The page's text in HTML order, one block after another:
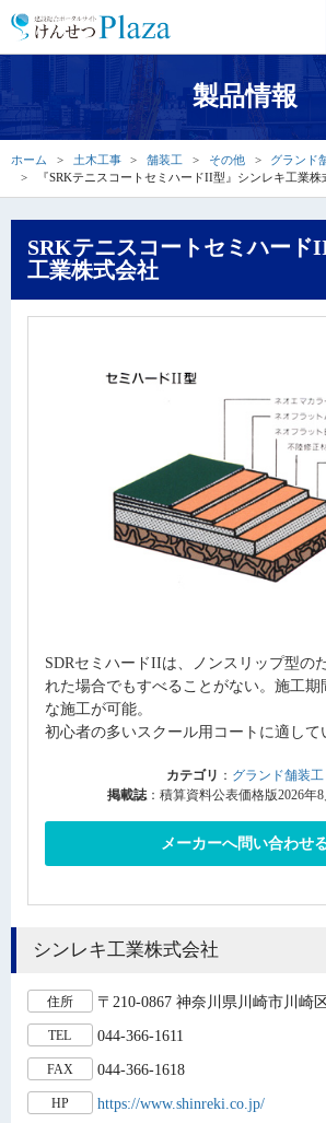
製品情報
ホーム 土木工事 舗装工 その他
グランド
『SRKテニスコートセミハードII型』シンレキ工業株
SRKテニスコートセミハード
工業株式会社
SDRセミハードIIは、ノンスリップ型の
れた場合でもすべることがない。施工期
な施工が可能。
初心者の多いスクール用コートに適して
カテゴリ ： グランド舗装工
掲載誌：積算資料公表価格版2026年8
メーカーへ問い合わせ
シンレキ工業株式会社
住所 〒210-0867 神奈川県川崎市川崎
TEL 044-366-1611
FAX 044-366-1618
HP https://www.shinreki.co.jp/